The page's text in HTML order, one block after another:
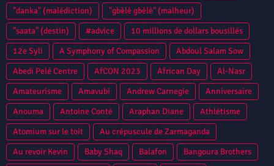
"danka" (malédiction)
"gbèlè gbèlè" (malheur)
"saata" (destin)
#advice
10 millions de dollars bousillés
12e Syli
A Symphony of Compassion
Abdoul Salam Sow
Abedi Pelé Centre
AfCON 2023 African Day
Al-Nasr
Amateurisme
Amavubi Andrew Carnegie
Anniversaire
Anouma
Antoine Conté Araphan Diane
Athlétisme
Atomium sur le toit
Au crépuscule de Zarmaganda
Au revoir Kevin
Baby Shaq Balafon
Bangoura Brothers